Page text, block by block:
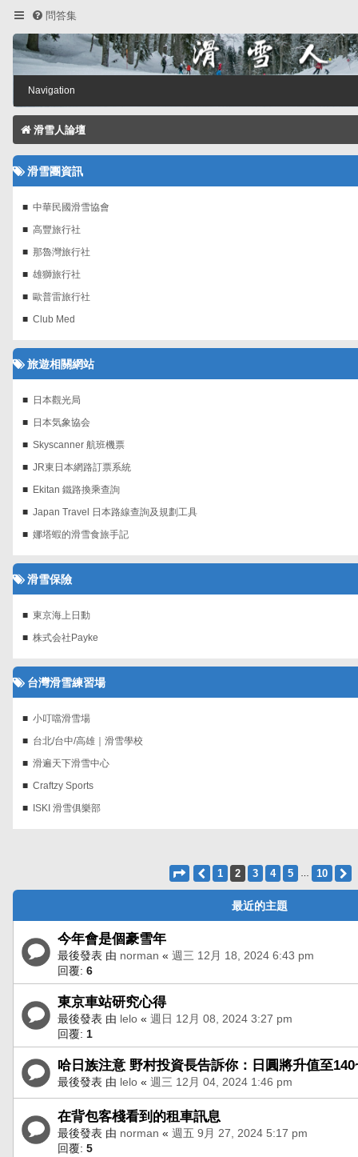
問答集
Navigation
滑雪人論壇
第2 頁 (共10 頁)
上一頁
1 2 3 4 5 10
最近的主題
今年會是個豪雪年
最後發表 由 norman « 週三 12月 18, 2024 6:43 pm
回覆: 6
東京車站研究心得
最後發表 由 lelo « 週日 12月 08, 2024 3:27 pm
回覆: 1
哈日族注意 野村投資長告訴你：日圓將升值至
最後發表 由 lelo « 週三 12月 04, 2024 1:46 pm
在背包客棧看到的租車訊息
最後發表 由 norman « 週五 9月 27, 2024 5:17 pm
回覆: 5
滑雪團資訊
中華民國滑雪協會
高豐旅行社
那魯灣旅行社
雄獅旅行社
歐普雷旅行社
Club Med
旅遊相關網站
日本觀光局
日本気象協会
Skyscanner 航班機票‎
JR東日本網路訂票系統
Ekitan 鐵路換乘查詢
Japan Travel 日本路線查詢及規劃工具
娜塔蝦的滑雪食旅手記
滑雪保險
東京海上日動
株式会社Payke
台灣滑雪練習場
小叮噹滑雪場
台北/台中/高雄｜滑雪學校
滑遍天下滑雪中心
Craftzy Sports
ISKI 滑雪俱樂部